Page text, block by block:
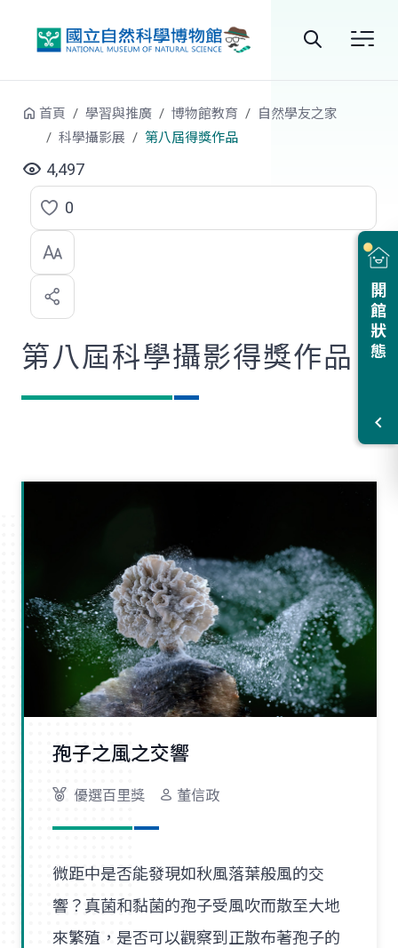
站
開館狀態
首頁 學習與推廣 博物館教育
自然學友之家
科學攝影展
第八屆得獎作品
4,497
點
選
喜
歡
0
第八屆科學攝影得獎作品
孢子之風之交響
優選百里獎 董信政
微距中是否能發現如秋風落葉般風的交
響？真菌和黏菌的孢子受風吹而散至大地
來繁殖，是否可以觀察到正散布著孢子的